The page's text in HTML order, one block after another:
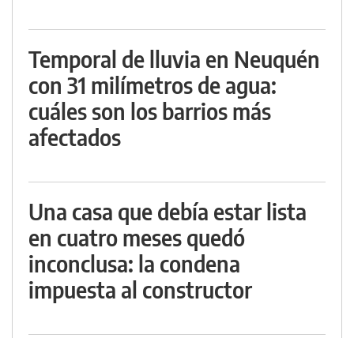
Temporal de lluvia en Neuquén
con 31 milímetros de agua:
cuáles son los barrios más
afectados
Una casa que debía estar lista
en cuatro meses quedó
inconclusa: la condena
impuesta al constructor